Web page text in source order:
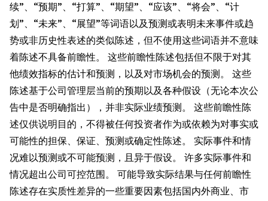
续”、“预期”、“打算”、“期望”、“应该”、“将会”、“计
划”、“未来”、“展望”等词语以及预测或表明未来事件或趋
势或非历史性表述的类似陈述，但不使用这些词语并不意味
着陈述不具备前瞻性。 这些前瞻性陈述包括但不限于对其
他绩效指标的估计和预测，以及对市场机会的预测。 这些
陈述基于公司管理层当前的预期以及各种假设（无论本次公
告中是否明确指出），并非实际业绩预测。 这些前瞻性陈
述仅供说明目的，不得被任何投资者作为或依赖为对事实或
可能性的担保、保证、预测或确定性陈述。 实际事件和情
况难以预测或不可能预测，且异于假设。 许多实际事件和
情况超出公司可控范围。 可能导致实际结果与任何前瞻性
陈述存在实质性差异的一些重要因素包括国内外商业、市